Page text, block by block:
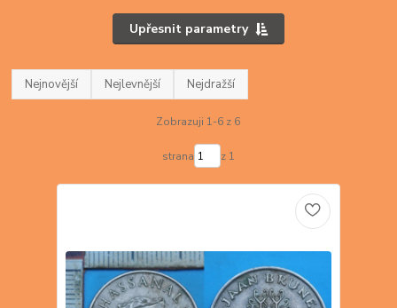
Upřesnit parametry
Nejnovější Nejlevnější Nejdražší
Zobrazuji 1-6 z 6
strana z 1